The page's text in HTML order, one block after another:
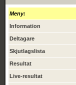
Meny:
Information
Deltagare
Skjutlagslista
Resultat
Live-resultat